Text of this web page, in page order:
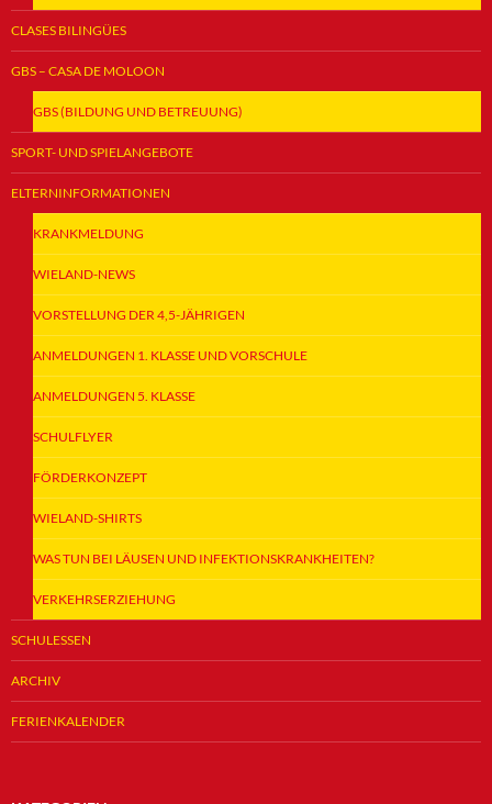
CLASES BILINGÜES
GBS – CASA DE MOLOON
GBS (BILDUNG UND BETREUUNG)
SPORT- UND SPIELANGEBOTE
ELTERNINFORMATIONEN
KRANKMELDUNG
WIELAND-NEWS
VORSTELLUNG DER 4,5-JÄHRIGEN
ANMELDUNGEN 1. KLASSE UND VORSCHULE
ANMELDUNGEN 5. KLASSE
SCHULFLYER
FÖRDERKONZEPT
WIELAND-SHIRTS
WAS TUN BEI LÄUSEN UND INFEKTIONSKRANKHEITEN?
VERKEHRSERZIEHUNG
SCHULESSEN
ARCHIV
FERIENKALENDER